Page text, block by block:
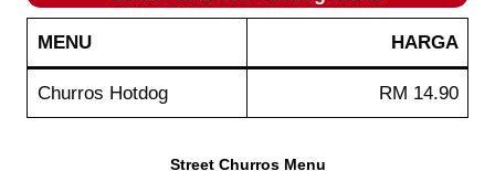
MENU HARGA
Churros Hotdog RM 14.90
Street Churros Menu